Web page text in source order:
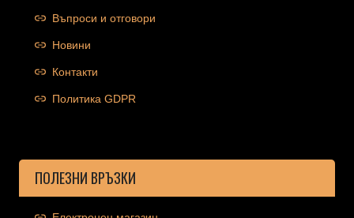
Въпроси и отговори
Новини
Контакти
Политика GDPR
ПОЛЕЗНИ ВРЪЗКИ